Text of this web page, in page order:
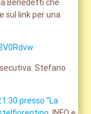
Benedetti che
sul link per una
Stefano
presso “La